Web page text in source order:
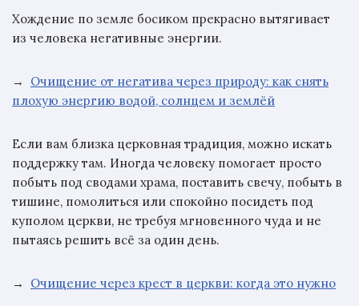
Хождение по земле босиком прекрасно вытягивает
из человека негативные энергии.
→ Очищение от негатива через природу: как снять
плохую энергию водой, солнцем и землёй
Если вам близка церковная традиция, можно искать
поддержку там. Иногда человеку помогает просто
побыть под сводами храма, поставить свечу, побыть в
тишине, помолиться или спокойно посидеть под
куполом церкви, не требуя мгновенного чуда и не
пытаясь решить всё за один день.
→ Очищение через крест в церкви: когда это нужно